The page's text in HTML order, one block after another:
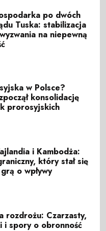
po dwóch
Tuska: stabilizacja
na niepewną
w Polsce?
konsolidację
prorosyjskich
i Kambodża:
który stał się
o wpływy
rozdrożu: Czarzasty,
i spory o obronność